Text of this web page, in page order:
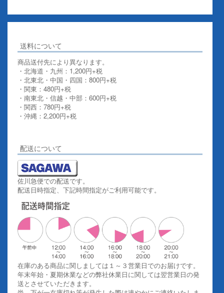
送料について
商品送付先により異なります。
・北海道・九州：1,200円+税
・北東北・中国・四国：800円+税
・関東：480円+税
・南東北・信越・中部：600円+税
・関西：780円+税
・沖縄：2,200円+税
配送について
佐川急便での配送です。
配送日時指定、下記時間指定がご利用可能です。
在庫のある商品に関しましては１～３営業日でのお届けです。
年末年始・夏期休業などの弊社休業日に関しては翌営業日の発
送とさせていただきます。